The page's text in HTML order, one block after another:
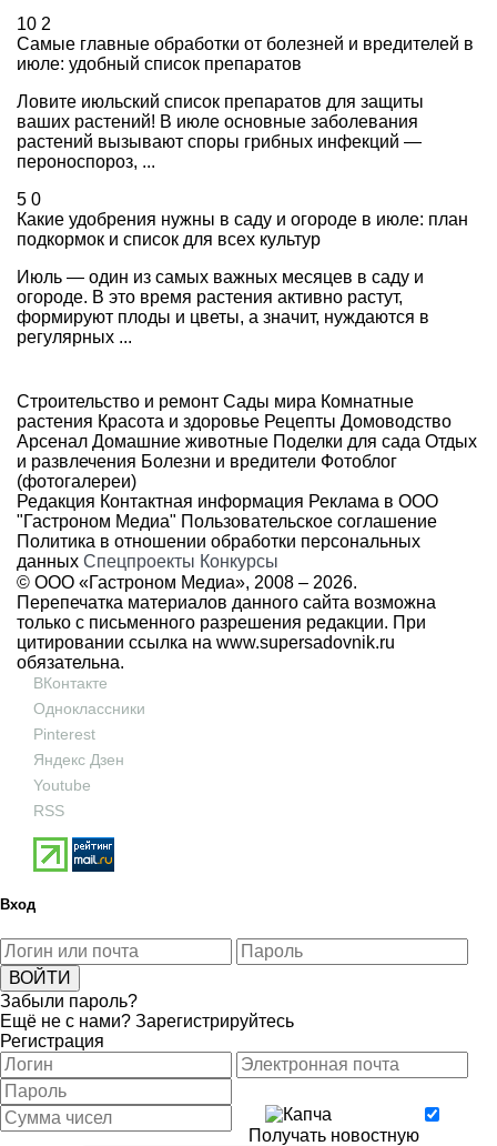
10 2
Самые главные обработки от болезней и вредителей в
июле: удобный список препаратов
Ловите июльский список препаратов для защиты
ваших растений! В июле основные заболевания
растений вызывают споры грибных инфекций —
пероноспороз, ...
5 0
Какие удобрения нужны в саду и огороде в июле: план
подкормок и список для всех культур
Июль — один из самых важных месяцев в саду и
огороде. В это время растения активно растут,
формируют плоды и цветы, а значит, нуждаются в
регулярных ...
Строительство и ремонт Сады мира Комнатные
растения Красота и здоровье Рецепты Домоводство
Арсенал Домашние животные Поделки для сада Отдых
и развлечения Болезни и вредители Фотоблог
(фотогалереи)
Редакция Контактная информация Реклама в ООО
"Гастроном Медиа" Пользовательское соглашение
Политика в отношении обработки персональных
данных Спецпроекты Конкурсы
© ООО «Гастроном Медиа», 2008 – 2026.
Перепечатка материалов данного сайта возможна
только с письменного разрешения редакции. При
цитировании ссылка на www.supersadovnik.ru
обязательна.
ВКонтакте
Одноклассники
Pinterest
Яндекс Дзен
Youtube
RSS
Вход
Забыли пароль?
Ещё не с нами? Зарегистрируйтесь
Регистрация
Получать новостную